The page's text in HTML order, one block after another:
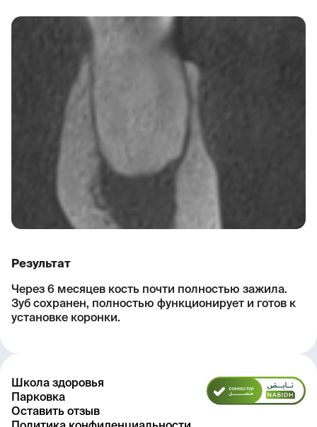
Результат
Через 6 месяцев кость почти полностью зажила.
Зуб сохранен, полностью функционирует и готов к
установке коронки.
Школа здоровья
Парковка
Оставить отзыв